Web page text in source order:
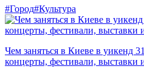
#Город#Культура
Чем заняться в Киеве в уикенд
концерты, фестивали, выставки